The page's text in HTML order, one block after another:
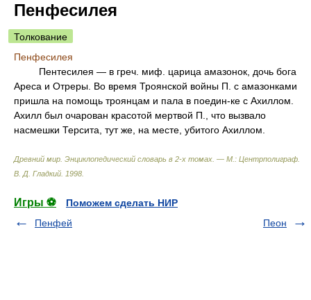
Пенфесилея
Толкование
Пенфесилея
Пентесилея — в греч. миф. царица амазонок, дочь бога
Ареса и Отреры. Во время Троянской войны П. с амазонками
пришла на помощь троянцам и пала в поедин-ке с Ахиллом.
Ахилл был очарован красотой мертвой П., что вызвало
насмешки Терсита, тут же, на месте, убитого Ахиллом.
Древний мир. Энциклопедический словарь в 2-х томах. — М.: Центрполиграф
В. Д. Гладкий 1998
Игры ⚽
Поможем сделать НИР
Пенфей
Пеон